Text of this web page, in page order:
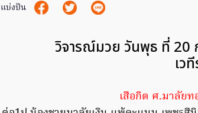
แบ่งปัน
วิจารณ์มวย วันพุธ ที่ 20
เว
เสือกิต ศ.มาลัย